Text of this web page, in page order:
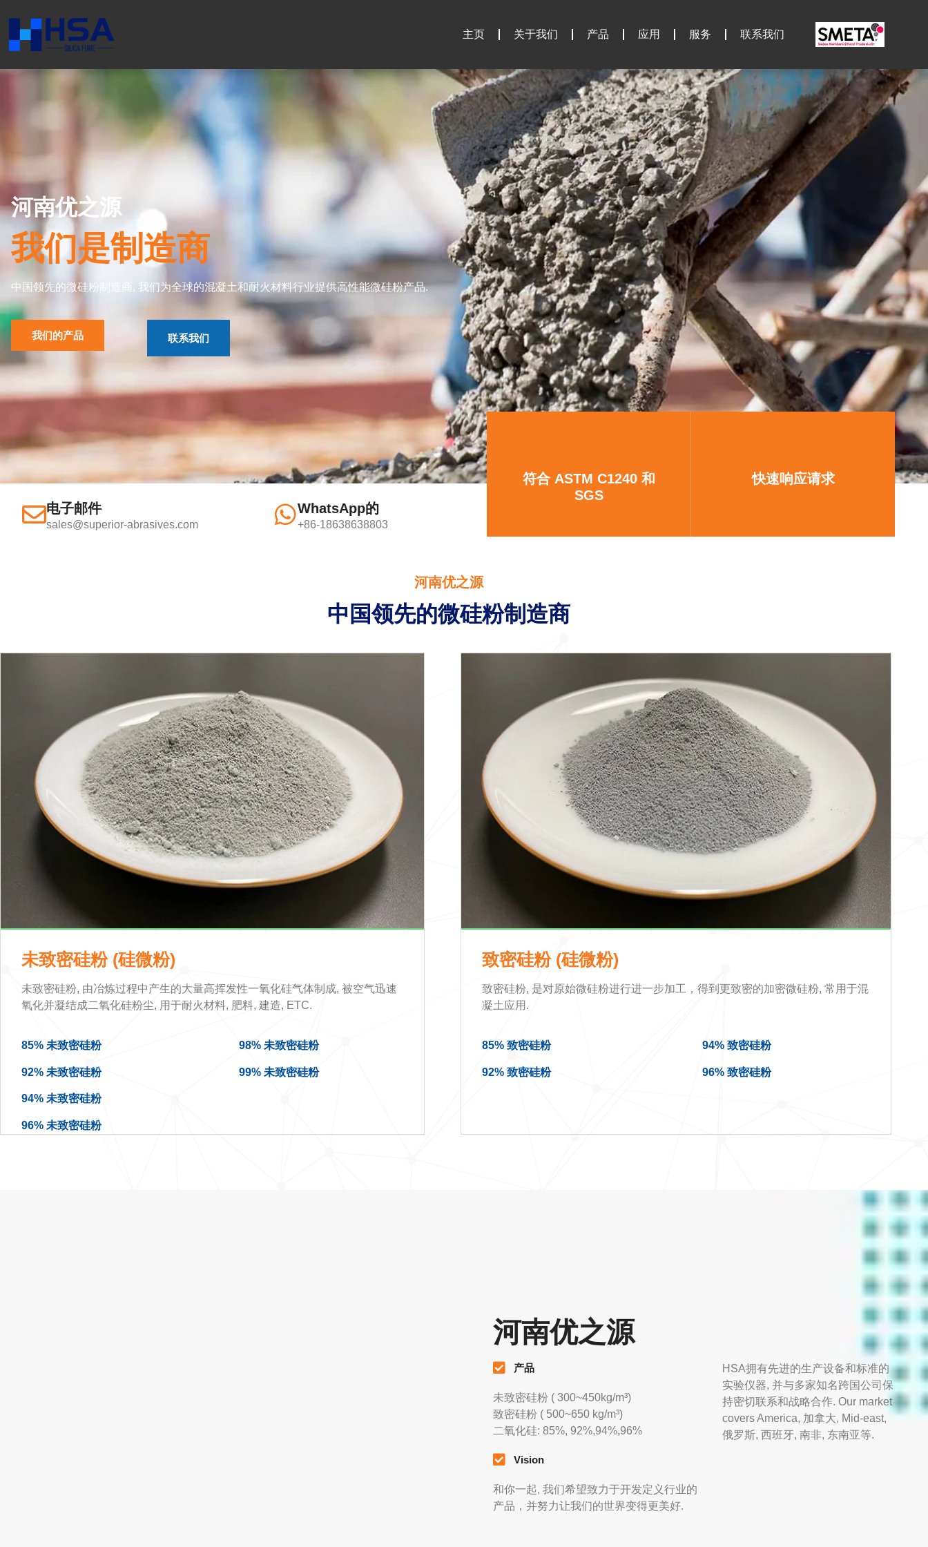
主页 关于我们 产品 应用 服务 联系我们
河南优之源
我们是制造商
中国领先的微硅粉制造商, 我们为全球的混凝土和耐火材料行业提供高性能微硅粉产品.
我们的产品 联系我们
电子邮件
sales@superior-abrasives.com
WhatsApp的
+86-18638638803
符合 ASTM C1240 和
SGS
快速响应请求
河南优之源
中国领先的微硅粉制造商
未致密硅粉 (硅微粉)
未致密硅粉, 由冶炼过程中产生的大量高挥发性一氧化硅气体制成, 被空气迅速
氧化并凝结成二氧化硅粉尘, 用于耐火材料, 肥料, 建造, ETC.
85% 未致密硅粉
92% 未致密硅粉
94% 未致密硅粉
96% 未致密硅粉
98% 未致密硅粉
99% 未致密硅粉
致密硅粉 (硅微粉)
致密硅粉, 是对原始微硅粉进行进一步加工，得到更致密的加密微硅粉, 常用于混
凝土应用.
85% 致密硅粉
92% 致密硅粉
94% 致密硅粉
96% 致密硅粉
河南优之源
产品
未致密硅粉 ( 300~450kg/m³)
致密硅粉 ( 500~650 kg/m³)
二氧化硅: 85%, 92%,94%,96%
Vision
和你一起, 我们希望致力于开发定义行业的
产品，并努力让我们的世界变得更美好.
HSA拥有先进的生产设备和标准的
实验仪器, 并与多家知名跨国公司保
持密切联系和战略合作. Our market
covers America, 加拿大, Mid-east,
俄罗斯, 西班牙, 南非, 东南亚等.